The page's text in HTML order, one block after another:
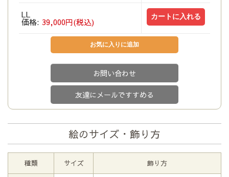
LL
価格: 39,000円(税込)
お問い合わせ
友達にメールですすめる
絵のサイズ・飾り方
種類 サイズ 飾り方